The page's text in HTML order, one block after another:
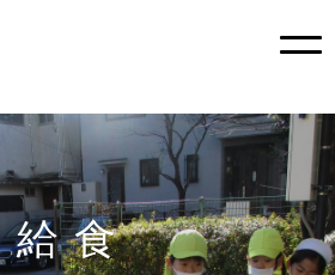
給 食